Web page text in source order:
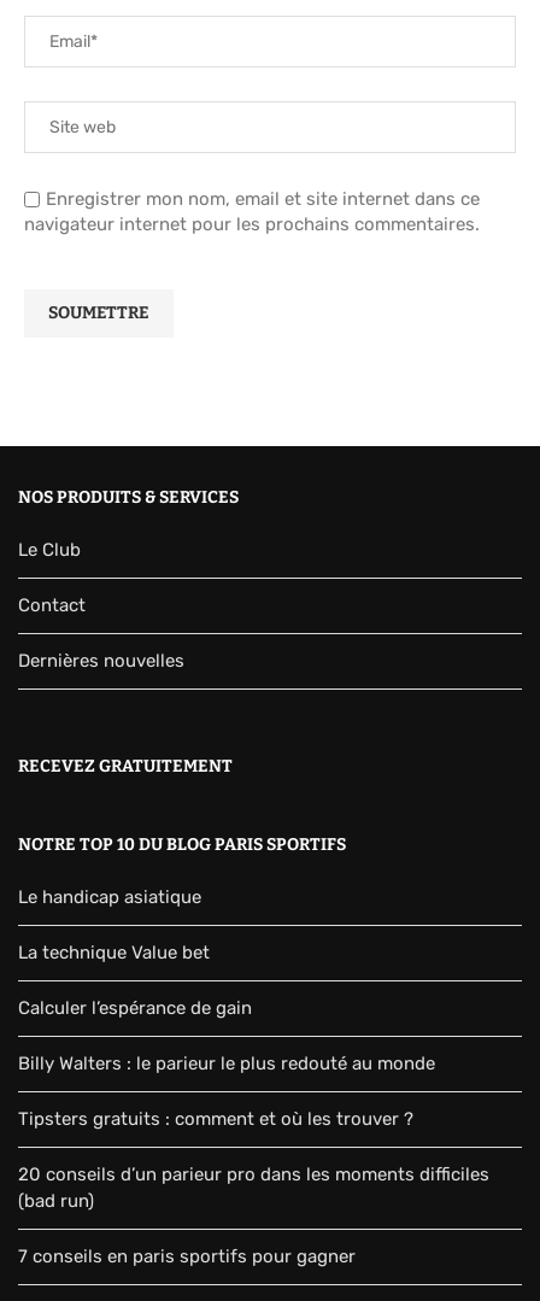
Enregistrer mon nom, email et site internet dans ce
navigateur internet pour les prochains commentaires.
NOS PRODUITS & SERVICES
Le Club
Contact
Dernières nouvelles
RECEVEZ GRATUITEMENT
NOTRE TOP 10 DU BLOG PARIS SPORTIFS
Le handicap asiatique
La technique Value bet
Calculer l’espérance de gain
Billy Walters : le parieur le plus redouté au monde
Tipsters gratuits : comment et où les trouver ?
20 conseils d’un parieur pro dans les moments difficiles
(bad run)
7 conseils en paris sportifs pour gagner